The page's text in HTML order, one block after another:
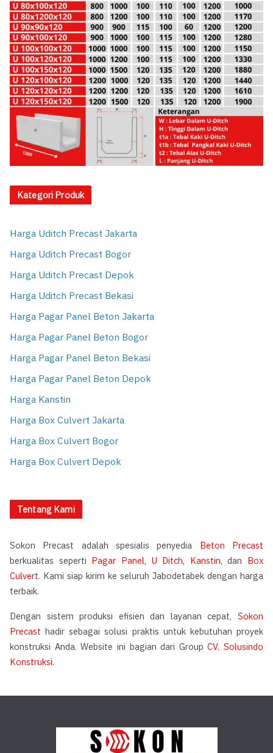
Kategori Produk
Harga Uditch Precast Jakarta
Harga Uditch Precast Bogor
Harga Uditch Precast Depok
Harga Uditch Precast Bekasi
Harga Pagar Panel Beton Jakarta
Harga Pagar Panel Beton Bogor
Harga Pagar Panel Beton Bekasi
Harga Pagar Panel Beton Depok
Harga Kanstin
Harga Box Culvert Jakarta
Harga Box Culvert Bogor
Harga Box Culvert Depok
Tentang Kami
Sokon Precast adalah spesialis penyedia Beton Precast
berkualitas seperti Pagar Panel, U Ditch, Kanstin, dan Box
Culvert. Kami siap kirim ke seluruh Jabodetabek dengan harga
terbaik.
Dengan sistem produksi efisien dan layanan cepat, Sokon
Precast hadir sebagai solusi praktis untuk kebutuhan proyek
konstruksi Anda. Website ini bagian dari GroupCV. Solusindo
Konstruksi.